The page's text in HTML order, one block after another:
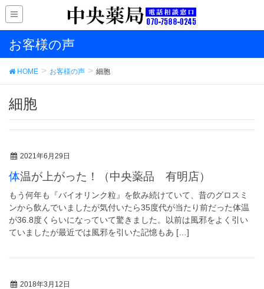
お客様の声
HOME お客様の声 細胞
細胞
2021年6月29日
体温が上がった！（中央薬品 有明店）
もう何年も『バイオリンク粒』を飲み続けていて、昔のグロスミ
ンから飲んでいましたが気付いたら35度代が当たり前だった体温
が36.8度くらいになっていて驚きました。以前は風邪をよく引い
ていましたが最近では風邪を引いた記憶もあ […]
2018年3月12日